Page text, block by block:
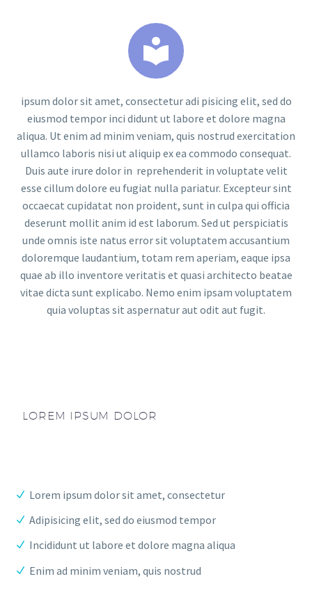


ipsum dolor sit amet, consectetur adi pisicing elit, sed do
eiusmod tempor inci didunt ut labore et dolore magna
aliqua. Ut enim ad minim veniam, quis nostrud exercitation
ullamco laboris nisi ut aliquip ex ea commodo consequat.
Duis aute irure dolor in reprehenderit in voluptate velit
esse cillum dolore eu fugiat nulla pariatur. Excepteur sint
occaecat cupidatat non proident, sunt in culpa qui officia
deserunt mollit anim id est laborum. Sed ut perspiciatis
unde omnis iste natus error sit voluptatem accusantium
doloremque laudantium, totam rem aperiam, eaque ipsa
quae ab illo inventore veritatis et quasi architecto beatae
vitae dicta sunt explicabo. Nemo enim ipsam voluptatem
quia voluptas sit aspernatur aut odit aut fugit.
LOREM IPSUM DOLOR
Lorem ipsum dolor sit amet, consectetur
Adipisicing elit, sed do eiusmod tempor
Incididunt ut labore et dolore magna aliqua
Enim ad minim veniam, quis nostrud